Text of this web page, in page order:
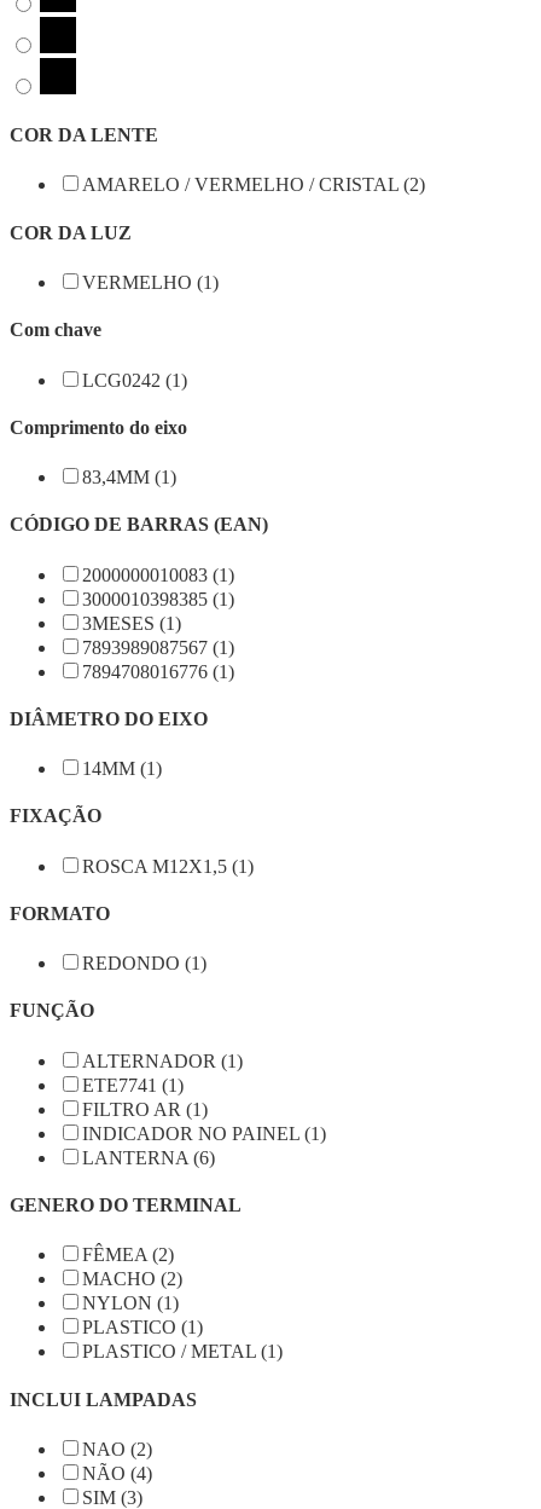
COR DA LENTE
AMARELO / VERMELHO / CRISTAL (2)
COR DA LUZ
VERMELHO (1)
Com chave
LCG0242 (1)
Comprimento do eixo
83,4MM (1)
CÓDIGO DE BARRAS (EAN)
2000000010083 (1)
3000010398385 (1)
3MESES (1)
7893989087567 (1)
7894708016776 (1)
DIÂMETRO DO EIXO
14MM (1)
FIXAÇÃO
ROSCA M12X1,5 (1)
FORMATO
REDONDO (1)
FUNÇÃO
ALTERNADOR (1)
ETE7741 (1)
FILTRO AR (1)
INDICADOR NO PAINEL (1)
LANTERNA (6)
GENERO DO TERMINAL
FÊMEA (2)
MACHO (2)
NYLON (1)
PLASTICO (1)
PLASTICO / METAL (1)
INCLUI LAMPADAS
NAO (2)
NÃO (4)
SIM (3)